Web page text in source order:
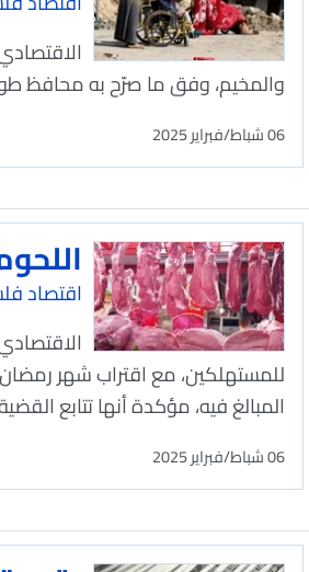
والمخيم، وفق ما صرّح به محافظ طولكرم عبد الله
06 شباط/فبراير 2025
اقتصاد
للمستهلكين، مع اقتراب شهر
المبالغ فيه، مؤكدة أنها تتابع
06 شباط/فبراير 2025